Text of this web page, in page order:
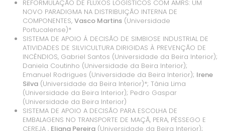
REFORMULAÇÃO DE FLUXOS LOGÍSTICOS COM AMRS: UM
NOVO PARADIGMA NA DISTRIBUIÇÃO INTERNA DE
COMPONENTES, Vasco Martins (Universidade
Portucalense)*
SISTEMA DE APOIO Á DECISÃO DE SIMBIOSE INDUSTRIAL DE
ATIVIDADES DE SILVICULTURA DIRIGIDAS À PREVENÇÃO DE
INCÊNDIOS, Gabriel Santos (Universidade da Beira Interior);
Daniela Coutinho (Universidade da Beira Interior);
Emanuel Rodrigues (Universidade da Beira Interior); Irene
Silva (Universidade da Beira Interior)*; Tânia Lima
(Universidade da Beira Interior); Pedro Gaspar
(Universidade da Beira Interior)
SISTEMA DE APOIO A DECISÃO PARA ESCOLHA DE
EMBALAGENS NO TRANSPORTE DE MAÇÃ, PERA, PÊSSEGO E
CEREJA , Eliana Pereira (Universidade da Beira Interior);